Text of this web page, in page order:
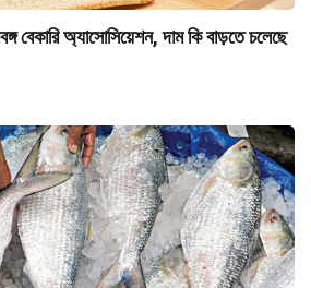
বেকারি অ্যাসোসিয়েশন, দাম কি বাড়তে চলেছে